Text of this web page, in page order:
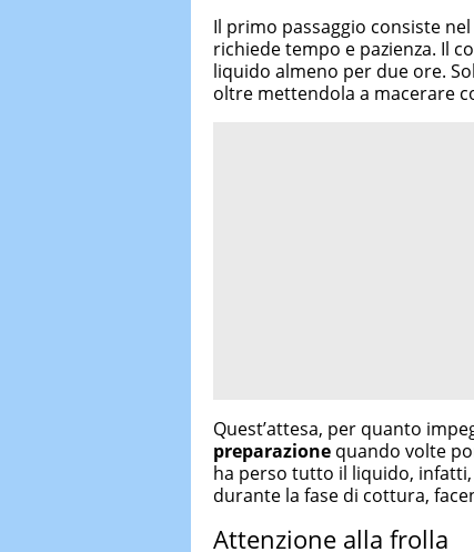
Il primo passaggio consiste nel
richiede tempo e pazienza. Il
liquido almeno per due ore.
oltre mettendola a macerare
Quest’attesa, per quanto
preparazione quando volte
ha perso tutto il liquido,
durante la fase di cottura,
Attenzione alla frolla